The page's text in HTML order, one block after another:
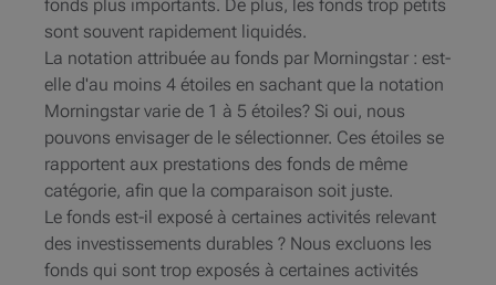
fonds plus importants. De plus, les fonds trop petits
sont souvent rapidement liquidés.
La notation attribuée au fonds par Morningstar : est-
elle d'au moins 4 étoiles en sachant que la notation
Morningstar varie de 1 à 5 étoiles? Si oui, nous
pouvons envisager de le sélectionner. Ces étoiles se
rapportent aux prestations des fonds de même
catégorie, afin que la comparaison soit juste.
Le fonds est-il exposé à certaines activités relevant
des investissements durables ? Nous excluons les
fonds qui sont trop exposés à certaines activités